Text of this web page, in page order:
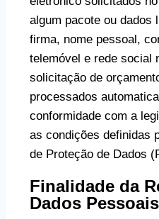
algum pacote ou dados
firma, nome pessoal,
telemóvel e rede social
solicitação de
processados
conformidade com a
as condições definidas
de Proteção de Dados
Finalidade da
Dados Pessoais